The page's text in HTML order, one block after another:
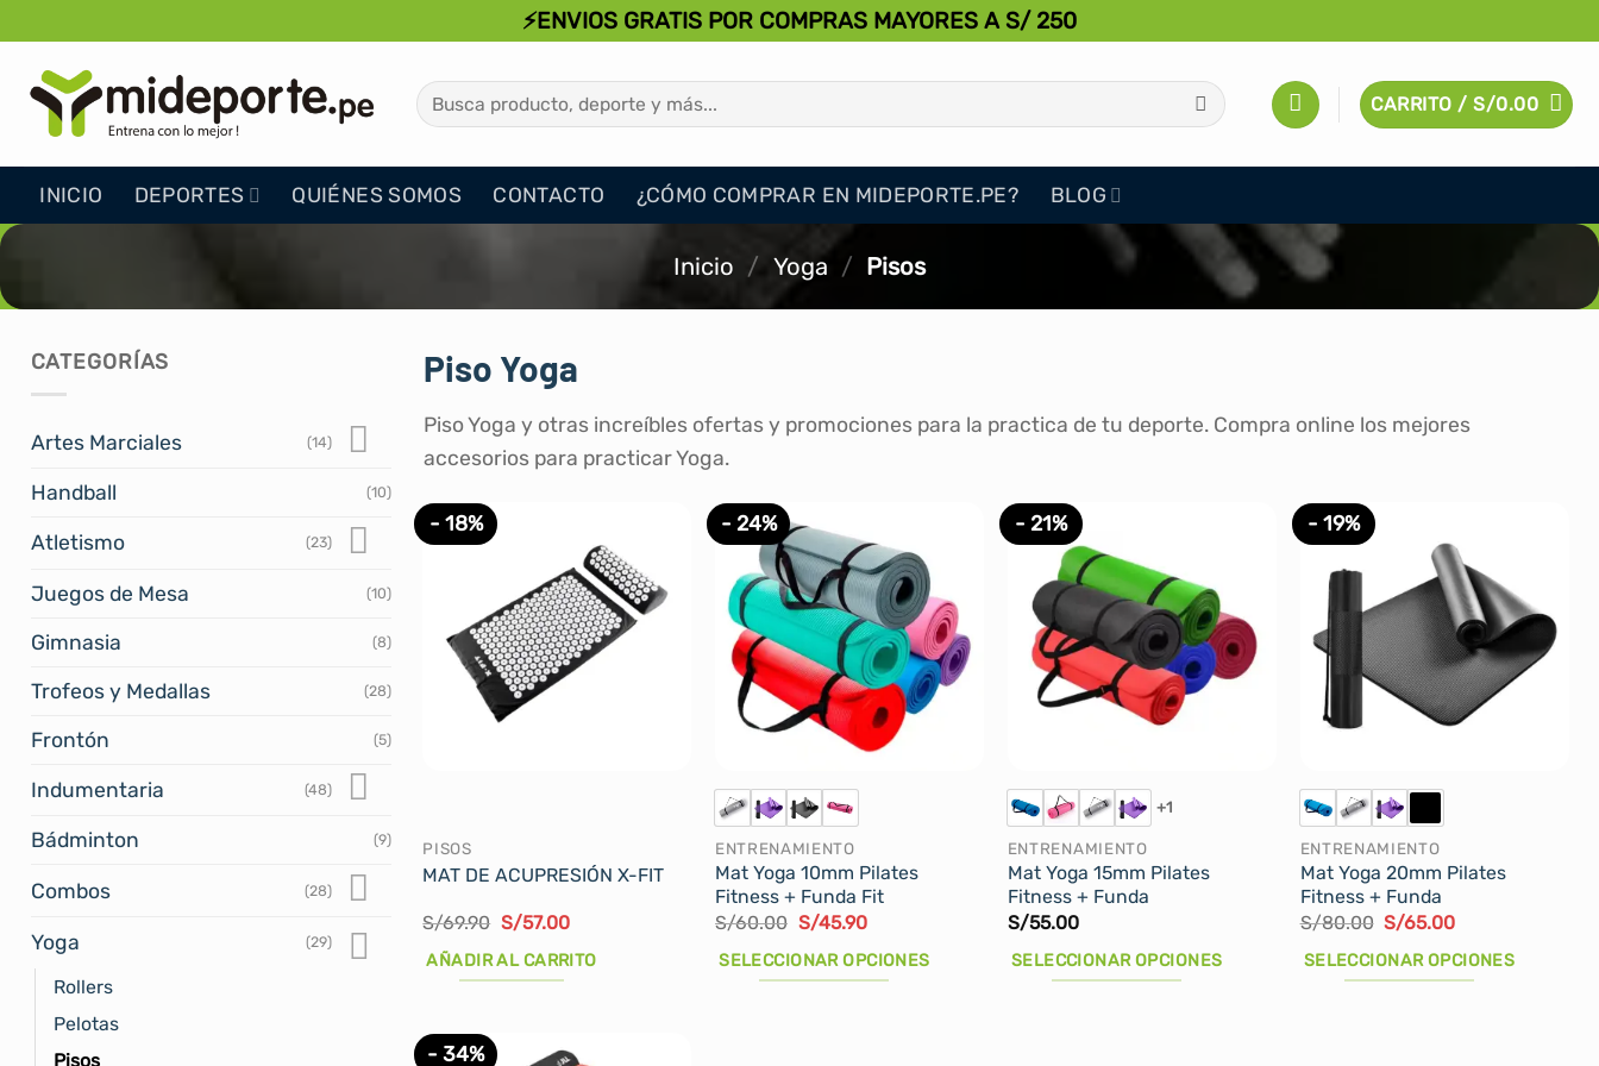
al
contenido
⚡ENVIOS GRATIS POR COMPRAS MAYORES A S/ 250
Buscar
por:
CARRITO /S/0.00
INICIO DEPORTES QUIÉNES SOMOS CONTACTO ¿CÓMO COMPRAR EN MIDEPORTE.PE? BLOG
Inicio / Yoga / Pisos
CATEGORÍAS
Artes Marciales (14)
Handball (10)
Atletismo (23)
Juegos de Mesa (10)
Gimnasia (8)
Trofeos y Medallas (28)
Frontón (5)
Indumentaria (48)
Bádminton (9)
Combos (28)
Yoga (29)
Rollers
Pelotas
Pisos
Piso Yoga
Piso Yoga y otras increíbles ofertas y promociones para la practica de tu deporte. Compra online los mejores
accesorios para practicar Yoga.
- 18%
PISOS
MAT DE ACUPRESIÓN X-FIT
S/69.90 El
precio
original
era:
S/57.00El
actual
AÑADIR AL CARRITO
- 24%
ENTRENAMIENTO
Mat Yoga 10mm Pilates
Fitness + Funda Fit
S/60.00 El
precio
original
era:
S/45.90El
actual
es:
SELECCIONAR OPCIONES
- 21%
+1
ENTRENAMIENTO
Mat Yoga 15mm Pilates
Fitness + Funda
S/55.00
SELECCIONAR OPCIONES
- 19%
ENTRENAMIENTO
Mat Yoga 20mm Pilates
Fitness + Funda
S/80.00 El
precio
original
era:
S/65.00El
actual
es:
SELECCIONAR OPCIONES
- 34%